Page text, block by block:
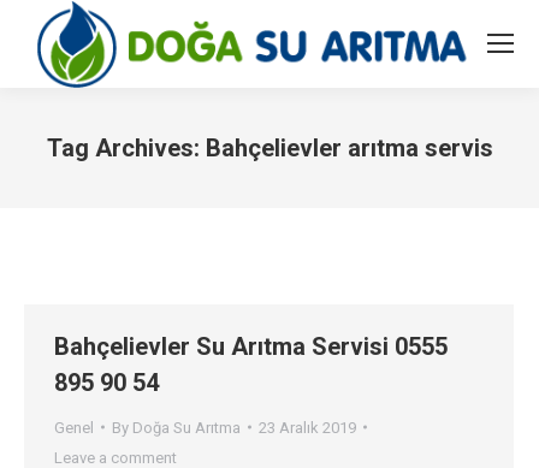
Tag Archives: Bahçelievler arıtma servis
Bahçelievler Su Arıtma Servisi 0555
895 90 54
Genel By Doğa Su Arıtma
23 Aralık 2019
Leave a comment